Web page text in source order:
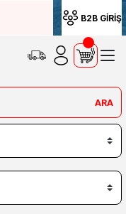
B2B GİRİŞ
ARA